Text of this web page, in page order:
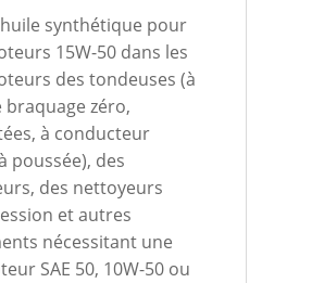
synthétique pour
15W-50 dans les
des tondeuses (à
braquage zéro,
à conducteur
poussée), des
des nettoyeurs
et autres
nécessitant une
SAE 50, 10W-50 ou